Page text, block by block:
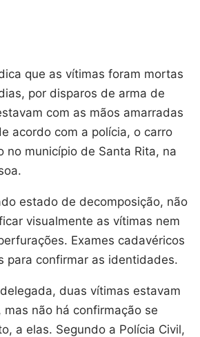
que as vítimas foram mortas
por disparos de arma de
com as mãos amarradas
acordo com a polícia, o carro
no município de Santa Rita, na
estado de decomposição, não
visualmente as vítimas nem
Exames cadavéricos
para confirmar as identidades.
duas vítimas estavam
não há confirmação se
a elas. Segundo a Polícia Civil,